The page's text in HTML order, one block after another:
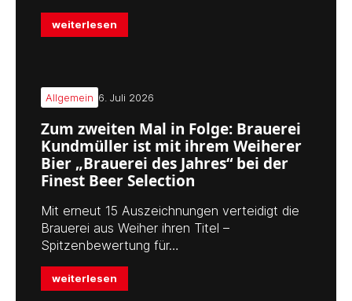
weiterlesen
Allgemein 6. Juli 2026
Zum zweiten Mal in Folge: Brauerei
Kundmüller ist mit ihrem Weiherer
Bier „Brauerei des Jahres“ bei der
Finest Beer Selection
Mit erneut 15 Auszeichnungen verteidigt die
Brauerei aus Weiher ihren Titel –
Spitzenbewertung für…
weiterlesen